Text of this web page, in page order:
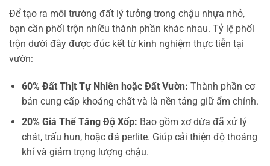
Để tạo ra môi trường đất lý tưởng trong chậu nhựa nhỏ,
bạn cần phối trộn nhiều thành phần khác nhau. Tỷ lệ phối
trộn dưới đây được đúc kết từ kinh nghiệm thực tiễn tại
vườn:
60% Đất Thịt Tự Nhiên hoặc Đất Vườn: Thành phần cơ
bản cung cấp khoáng chất và là nền tảng giữ ẩm chính.
20% Giá Thể Tăng Độ Xốp: Bao gồm xơ dừa đã xử lý
chát, trấu hun, hoặc đá perlite. Giúp cải thiện độ thoáng
khí và giảm trọng lượng chậu.